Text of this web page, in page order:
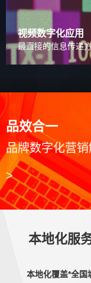
视频数字化应用
最直接的信息传递
品效合一
品牌数字化营
>
本地化服
本地化覆盖*全国